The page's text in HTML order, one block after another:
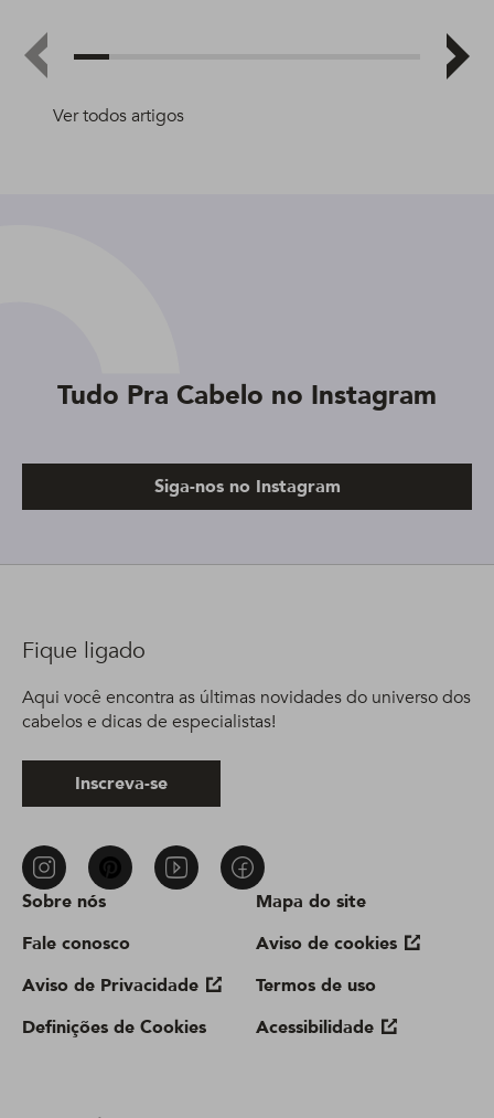
Ver todos artigos
Tudo Pra Cabelo no Instagram
Siga-nos no Instagram
Sobre nós
Fale conosco
Aviso de Privacidade
Definições de Cookies
Mapa do site
Aviso de cookies
Termos de uso
Acessibilidade
Fique ligado
Aqui você encontra as últimas novidades do universo dos
cabelos e dicas de especialistas!
Inscreva-se